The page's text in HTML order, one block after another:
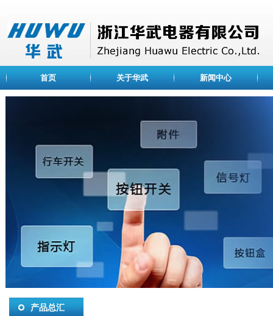
首页 关于华武 新闻中心
是一家专业设计、开发
关、信号灯、光电元件等
产品总汇